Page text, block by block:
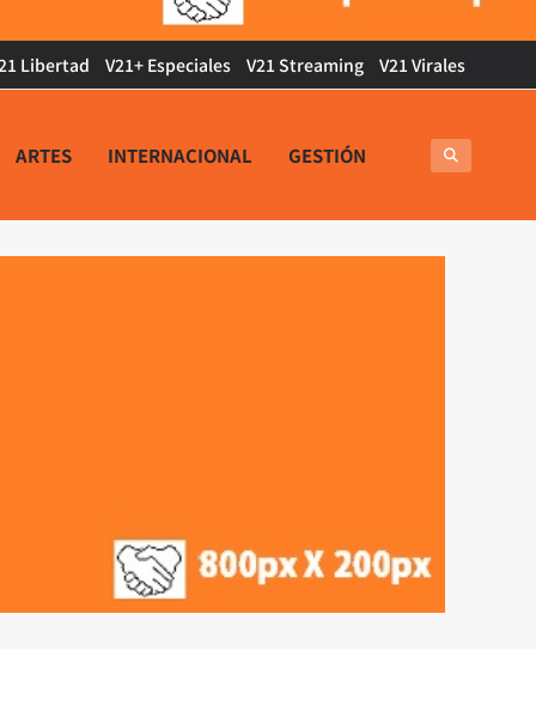
Libertad V21+ Especiales V21 Streaming V21 Virales
ARTES INTERNACIONAL GESTIÓN